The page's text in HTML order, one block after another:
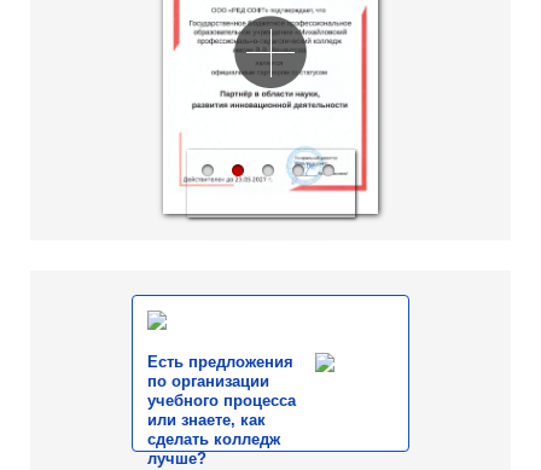
1 2 3 4 5
Есть предложения
по организации
учебного процесса
или знаете, как
сделать колледж
лучше?